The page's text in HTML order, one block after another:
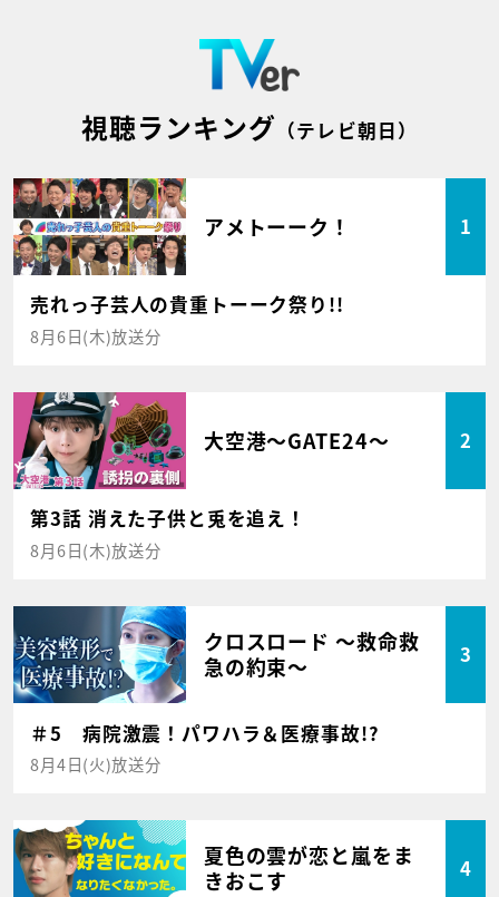
視聴ランキング （テレビ朝日）
アメトーーク！ 1
売れっ子芸人の貴重トーーク祭り!!
8月6日(木)放送分
大空港～GATE24～ 2
第3話 消えた子供と兎を追え！
8月6日(木)放送分
クロスロード ～救命救
急の約束～
3
＃5 病院激震！パワハラ＆医療事故!?
8月4日(火)放送分
夏色の雲が恋と嵐をま
きおこす
4